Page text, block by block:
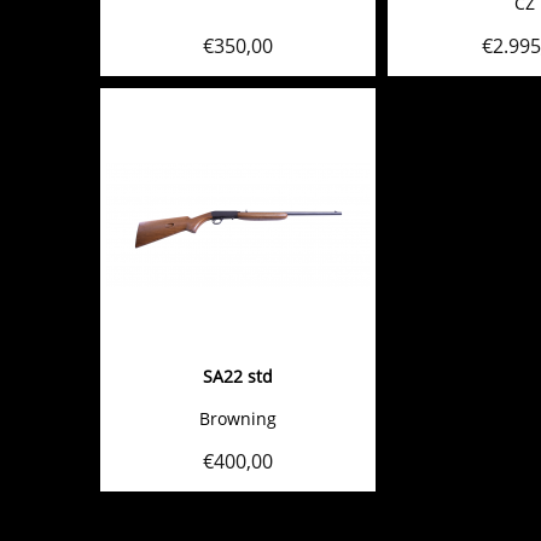
€350,00 €
SA22 std
Browning
€400,00